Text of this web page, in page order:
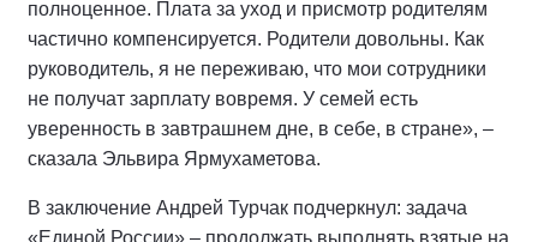
полноценное. Плата за уход и присмотр родителям
частично компенсируется. Родители довольны. Как
руководитель, я не переживаю, что мои сотрудники
не получат зарплату вовремя. У семей есть
уверенность в завтрашнем дне, в себе, в стране», –
сказала Эльвира Ярмухаметова.
В заключение Андрей Турчак подчеркнул: задача
«Единой России» – продолжать выполнять взятые на